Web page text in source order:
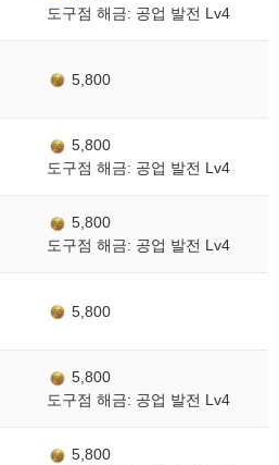
도구점 해금: 공업 발전 Lv4
5,800
5,800
도구점 해금: 공업 발전 Lv4
5,800
도구점 해금: 공업 발전 Lv4
5,800
5,800
도구점 해금: 공업 발전 Lv4
5,800